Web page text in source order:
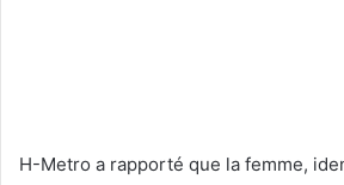
H-Metro a rapporté que la femme,